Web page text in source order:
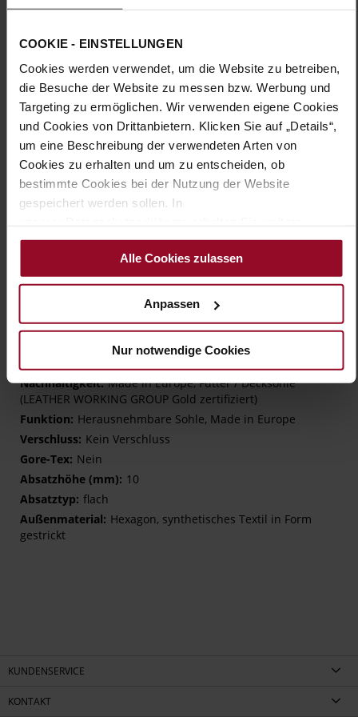
COOKIE - EINSTELLUNGEN
Cookies werden verwendet, um die Website zu betreiben,
die Besuche der Website zu messen bzw. Werbung und
Targeting zu ermöglichen. Wir verwenden eigene Cookies
und Cookies von Drittanbietern. Klicken Sie auf „Details“,
um eine Beschreibung der verwendeten Arten von
Cookies zu erhalten und um zu entscheiden, ob
bestimmte Cookies bei der Nutzung der Website
gespeichert werden sollen. In
Informationen.
Alle Cookies zulassen
Anpassen
Nur notwendige Cookies
Allrounder für Ihren Sommer. Das Stretch-Material in
knalligen sowie schlichten Farben schmiegt sich optimal an
den Fuß. Die prägnante, weiße Sohle mit dem farbigen
Rahmen unterstreicht das moderne Design und sorgt mit
ihrer Rutschfestigkeit für festen Halt. Unscheinbare
Elastikeinsätze sorgen für eine optimale Passform und
dadurch erstklassigen Tragekomfort. Auf die Polsterung der
Schaftränder haben wir besonders geachtet, sodass diese
keine unangenehmen Ränder und Druckstellen verursachen.
Details
Mehr
TPU/TR/EVA-Sohle
Lederfutter
Made in Europe, Futter / Decksohle
(LEATHER WORKING GROUP Gold zertifiziert)
Herausnehmbare Sohle, Made in Europe
Kein Verschluss
Nein
10
flach
Hexagon, synthetisches Textil in Form
gestrickt
KUNDENSERVICE
KONTAKT